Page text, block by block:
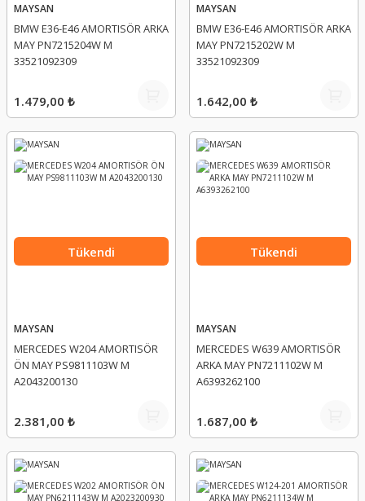
MAYSAN
BMW E36-E46 AMORTISÖR ARKA
MAY PN7215204W M
33521092309
1.479,00 ₺
MAYSAN
BMW E36-E46 AMORTISÖR ARKA
MAY PN7215202W M
33521092309
1.642,00 ₺
Tükendi
MAYSAN
MERCEDES W204 AMORTISÖR
ÖN MAY PS9811103W M
A2043200130
2.381,00 ₺
Tükendi
MAYSAN
MERCEDES W639 AMORTISÖR
ARKA MAY PN7211102W M
A6393262100
1.687,00 ₺